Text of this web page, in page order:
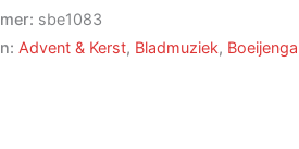
sbe1083
Advent & Kerst, Bladmuziek,